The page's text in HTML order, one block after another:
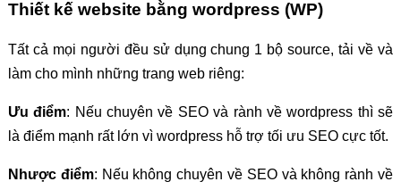
Thiết kế website bằng wordpress (WP)
Tất cả mọi người đều sử dụng chung 1 bộ source, tải về và
làm cho mình những trang web riêng:
Ưu điểm: Nếu chuyên về SEO và rành về wordpress thì sẽ
là điểm mạnh rất lớn vì wordpress hỗ trợ tối ưu SEO cực tốt.
Nhược điểm: Nếu không chuyên về SEO và không rành về